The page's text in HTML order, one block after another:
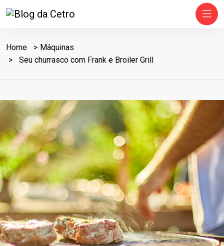
Home
Máquinas
Seu churrasco com Frank e Broiler Grill